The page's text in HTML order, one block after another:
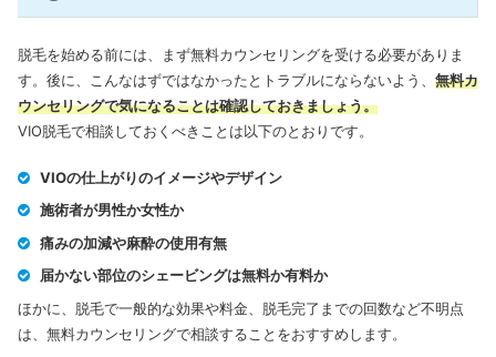
脱毛を始める前には、まず無料カウンセリングを受ける必要がありま
す。後に、こんなはずではなかったとトラブルにならないよう、 無料カ
ウンセリングで気になることは確認しておきましょう。
VIO脱毛で相談しておくべきことは以下のとおりです。
VIOの仕上がりのイメージやデザイン
施術者が男性か女性か
痛みの加減や麻酔の使用有無
届かない部位のシェービングは無料か有料か
ほかに、脱毛で一般的な効果や料金、脱毛完了までの回数など不明点
は、無料カウンセリングで相談することをおすすめします。